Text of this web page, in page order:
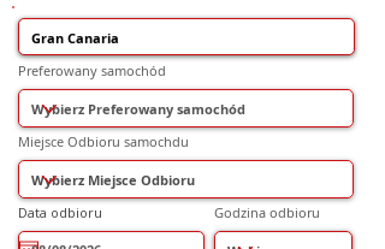
Preferowany samochód
Miejsce Odbioru samochdu
Data odbioru
q
Godzina odbioru